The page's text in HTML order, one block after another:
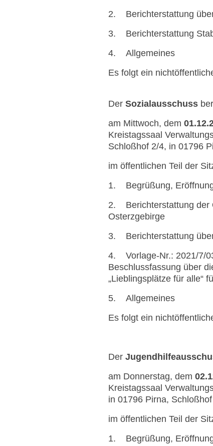
2. Berichterstattung über
3. Berichterstattung
4. Allgemeines
Es folgt ein
Der Sozialausschuss
am Mittwoch, dem
Kreistagssaal
Schloßhof 2/4, in 01796
im öffentlichen Teil der
1. Begrüßung,
2. Berichterstattung der
Osterzgebirge
3. Berichterstattung
4. Vorlage-Nr.: 2021/7/
Beschlussfassung über
„Lieblingsplätze für alle“
5. Allgemeines
Es folgt ein
Der
am Donnerstag, dem
Kreistagssaal
in 01796 Pirna,
im öffentlichen Teil der
1. Begrüßung,